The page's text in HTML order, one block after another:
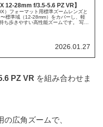
12-28mm f/3.5-5.6 PZ VR】
）フォーマット用標準ズームレンズと
標準域（12-28mm）をカバーし、軽
ち歩きやすい高性能ズームです。 写真
2026.01.27
PZ VR を組み合わせま
広角ズームで、